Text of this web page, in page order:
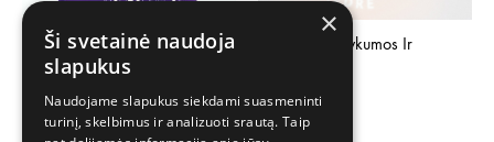
Giedrė – Kiaurai Sielas LP
30,00€
Giedrė – Dykumos Ir
30,00€
×
Ši svetainė naudoja
slapukus
Naudojame slapukus siekdami suasmeninti
turinį, skelbimus ir analizuoti srautą. Taip